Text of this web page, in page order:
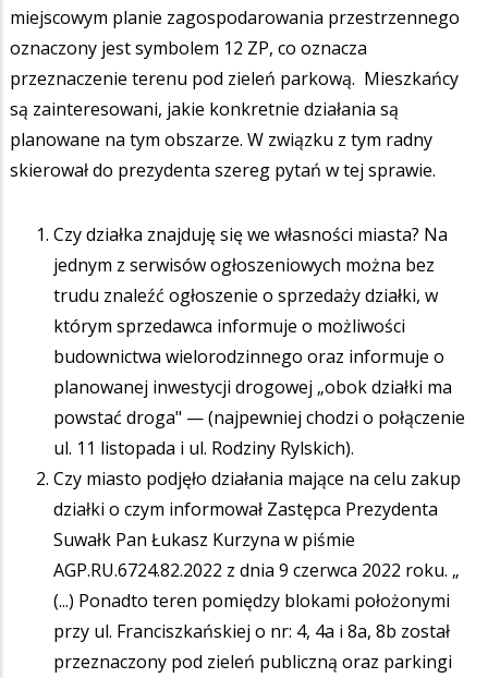
miejscowym planie zagospodarowania przestrzennego
oznaczony jest symbolem 12 ZP, co oznacza
przeznaczenie terenu pod zieleń parkową. Mieszkańcy
są zainteresowani, jakie konkretnie działania są
planowane na tym obszarze. W związku z tym radny
skierował do prezydenta szereg pytań w tej sprawie.
Czy działka znajduję się we własności miasta? Na
jednym z serwisów ogłoszeniowych można bez
trudu znaleźć ogłoszenie o sprzedaży działki, w
którym sprzedawca informuje o możliwości
budownictwa wielorodzinnego oraz informuje o
planowanej inwestycji drogowej „obok działki ma
powstać droga" — (najpewniej chodzi o połączenie
ul. 11 listopada i ul. Rodziny Rylskich).
Czy miasto podjęło działania mające na celu zakup
działki o czym informował Zastępca Prezydenta
Suwałk Pan Łukasz Kurzyna w piśmie
AGP.RU.6724.82.2022 z dnia 9 czerwca 2022 roku. „
(...) Ponadto teren pomiędzy blokami położonymi
przy ul. Franciszkańskiej o nr: 4, 4a i 8a, 8b został
przeznaczony pod zieleń publiczną oraz parkingi